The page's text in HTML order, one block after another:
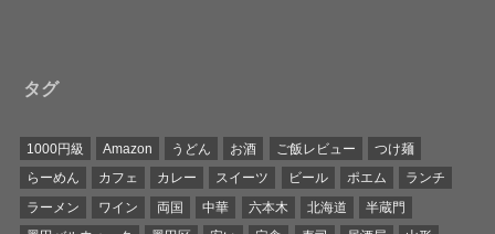
タグ
1000円級 Amazon うどん お酒 ご飯レビュー
つけ麺
らーめん
カフェ カレー スイーツ ビール ポエム
ランチ
ラーメン
ワイン 両国 中華 六本木 北海道
半蔵門